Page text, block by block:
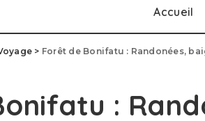
Accueil
> Forêt de Bonifatu : Randonées,
: